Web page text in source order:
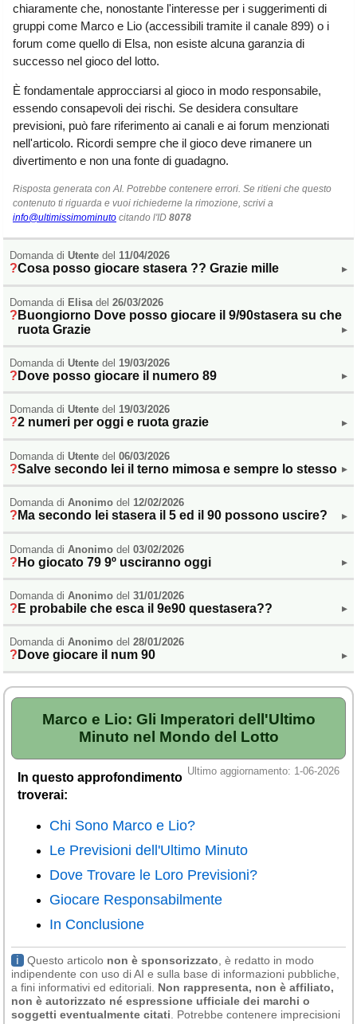
chiaramente che, nonostante l'interesse per i suggerimenti di
gruppi come Marco e Lio (accessibili tramite il canale 899) o i
forum come quello di Elsa, non esiste alcuna garanzia di
successo nel gioco del lotto.
È fondamentale approcciarsi al gioco in modo responsabile,
essendo consapevoli dei rischi. Se desidera consultare
previsioni, può fare riferimento ai canali e ai forum menzionati
nell'articolo. Ricordi sempre che il gioco deve rimanere un
divertimento e non una fonte di guadagno.
Risposta generata con AI. Potrebbe contenere errori. Se ritieni che questo
contenuto ti riguarda e vuoi richiederne la rimozione, scrivi a
info@ultimissimominuto citando l'ID 8078
Domanda di Utente del 11/04/2026
Cosa posso giocare stasera ?? Grazie mille ▸
Domanda di Elisa del 26/03/2026
Buongiorno Dove posso giocare il 9/90stasera su che
ruota Grazie
▸
Domanda di Utente del 19/03/2026
Dove posso giocare il numero 89 ▸
Domanda di Utente del 19/03/2026
2 numeri per oggi e ruota grazie ▸
Domanda di Utente del 06/03/2026
Salve secondo lei il terno mimosa e sempre lo stesso ▸
Domanda di Anonimo del 12/02/2026
Ma secondo lei stasera il 5 ed il 90 possono uscire? ▸
Domanda di Anonimo del 03/02/2026
Ho giocato 79 9º usciranno oggi ▸
Domanda di Anonimo del 31/01/2026
E probabile che esca il 9e90 questasera?? ▸
Domanda di Anonimo del 28/01/2026
Dove giocare il num 90 ▸
Marco e Lio: Gli Imperatori dell'Ultimo
Minuto nel Mondo del Lotto
Ultimo aggiornamento: 1-06-2026
In questo approfondimento
troverai:
Chi Sono Marco e Lio?
Le Previsioni dell'Ultimo Minuto
Dove Trovare le Loro Previsioni?
Giocare Responsabilmente
In Conclusione
ℹ Questo articolo non è sponsorizzato , è redatto in modo
indipendente con uso di AI e sulla base di informazioni pubbliche,
a fini informativi ed editoriali. Non rappresenta, non è affiliato,
non è autorizzato né espressione ufficiale dei marchi o
soggetti eventualmente citati . Potrebbe contenere imprecisioni
Marche (242)
Molise(38)
Puglia(788)
Sardegna(457)
Sicilia(823)
Toscana(448)
Trentino - Alto Adige
Umbria(103)
Valle d'Aosta(28)
Veneto(179)